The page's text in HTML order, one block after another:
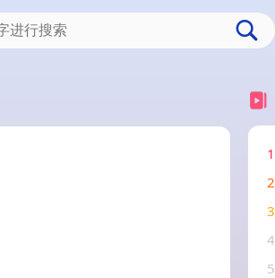
1
2
3
4
5